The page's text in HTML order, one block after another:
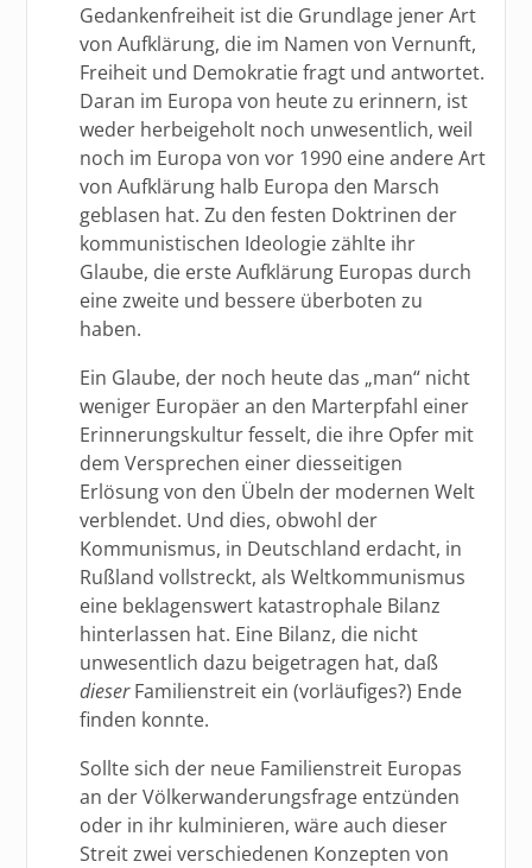
Gedankenfreiheit ist die Grundlage jener Art
von Aufklärung, die im Namen von Vernunft,
Freiheit und Demokratie fragt und antwortet.
Daran im Europa von heute zu erinnern, ist
weder herbeigeholt noch unwesentlich, weil
noch im Europa von vor 1990 eine andere Art
von Aufklärung halb Europa den Marsch
geblasen hat. Zu den festen Doktrinen der
kommunistischen Ideologie zählte ihr
Glaube, die erste Aufklärung Europas durch
eine zweite und bessere überboten zu
haben.
Ein Glaube, der noch heute das „man“ nicht
weniger Europäer an den Marterpfahl einer
Erinnerungskultur fesselt, die ihre Opfer mit
dem Versprechen einer diesseitigen
Erlösung von den Übeln der modernen Welt
verblendet. Und dies, obwohl der
Kommunismus, in Deutschland erdacht, in
Rußland vollstreckt, als Weltkommunismus
eine beklagenswert katastrophale Bilanz
hinterlassen hat. Eine Bilanz, die nicht
unwesentlich dazu beigetragen hat, daß
dieserFamilienstreit ein (vorläufiges?) Ende
finden konnte.
Sollte sich der neue Familienstreit Europas
an der Völkerwanderungsfrage entzünden
oder in ihr kulminieren, wäre auch dieser
Streit zwei verschiedenen Konzepten von